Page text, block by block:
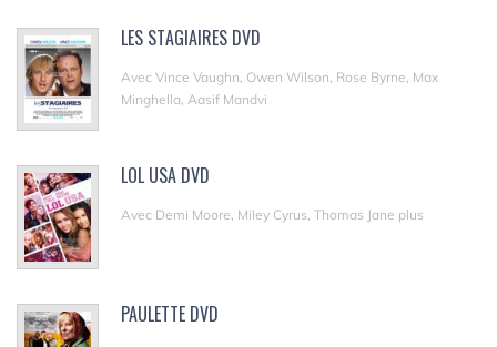
LES STAGIAIRES DVD
Avec Vince Vaughn, Owen Wilson, Rose Byrne, Max
Minghella, Aasif Mandvi
LOL USA DVD
Avec Demi Moore, Miley Cyrus, Thomas Jane plus
PAULETTE DVD